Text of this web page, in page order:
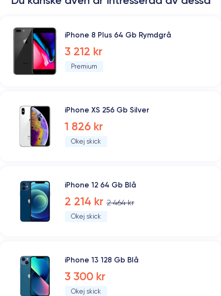
iPhone 8 Plus 64 Gb Rymdgrå
3 212 kr
Premium
iPhone XS 256 Gb Silver
1 826 kr
Okej skick
iPhone 12 64 Gb Blå
2 214 kr 2 464 kr
Okej skick
iPhone 13 128 Gb Blå
3 300 kr
Okej skick